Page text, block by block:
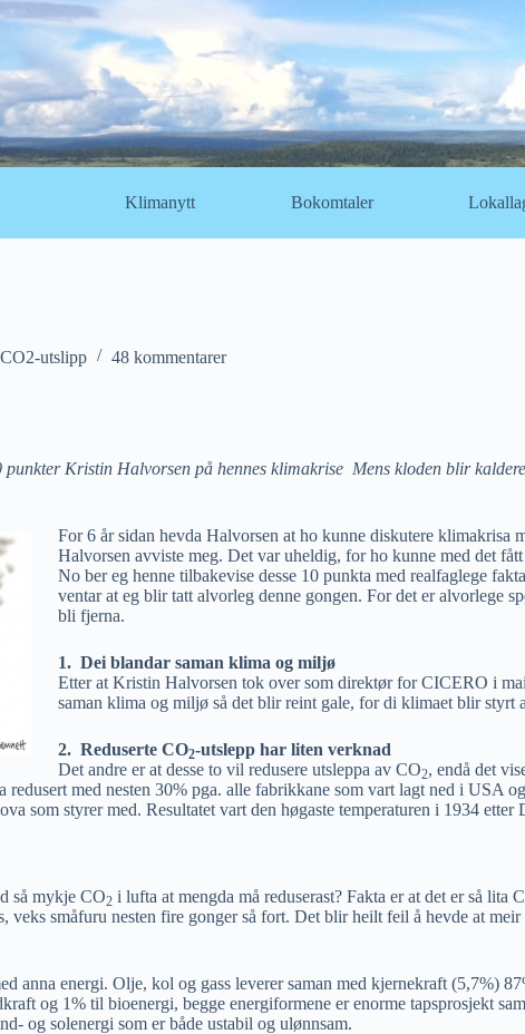
Klimanytt Bokomtaler
CO2-utslipp 48 kommentarer
Kristin Halvorsen på hennes klimakrise Mens kloden blir
For 6 år sidan hevda Halvorsen at ho kunne diskutere klimakrisa
Halvorsen avviste meg. Det var uheldig, for ho kunne med det
No ber eg henne tilbakevise desse 10 punkta med realfaglege
ventar at eg blir tatt alvorleg denne gongen. For det er alvorlege
bli fjerna.
1. Dei blandar saman klima og miljø
Etter at Kristin Halvorsen tok over som direktør for CICERO i
saman klima og miljø så det blir reint gale, for di klimaet blir styrt
2. Reduserte CO2-utslepp har liten verknad
Det andre er at desse to vil redusere utsleppa av CO2, endå det
redusert med nesten 30% pga. alle fabrikkane som vart lagt ned i USA
som styrer med. Resultatet vart den høgaste temperaturen i 1934
så mykje CO2 i lufta at mengda må reduserast? Fakta er at det er så lita
veks småfuru nesten fire gonger så fort. Det blir heilt feil å hevde at meir
anna energi. Olje, kol og gass leverer saman med kjernekraft (5,7%)
og 1% til bioenergi, begge energiformene er enorme tapsprosjekt
og solenergi som er både ustabil og ulønnsam.